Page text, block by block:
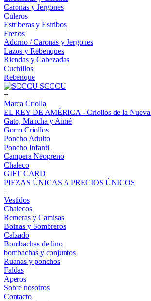
Caronas y Jergones
Culeros
Estriberas y Estribos
Frenos
Adorno / Caronas y Jergones
Lazos y Rebenques
Riendas y Cabezadas
Cuchillos
Rebenque
SCCCU
+
Marca Criolla
EL REY DE AMÉRICA - Criollos de la Nueva
Gato, Mancha y Aimé
Gorro Criollos
Poncho Adulto
Poncho Infantil
Campera Neopreno
Chaleco
GIFT CARD
PIEZAS ÚNICAS A PRECIOS ÚNICOS
+
Vestidos
Chalecos
Remeras y Camisas
Boinas y Sombreros
Calzado
Bombachas de lino
bombachas y conjuntos
Ruanas y ponchos
Faldas
Aperos
Sobre nosotros
Contacto